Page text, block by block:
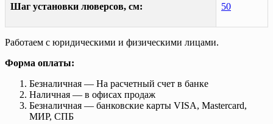
Шаг установки люверсов, см: 50
Работаем с юридическими и физическими лицами.
Форма оплаты:
Безналичная — На расчетный счет в банке
Наличная — в офисах продаж
Безналичная — банковские карты VISA, Mastercard,
МИР, СПБ